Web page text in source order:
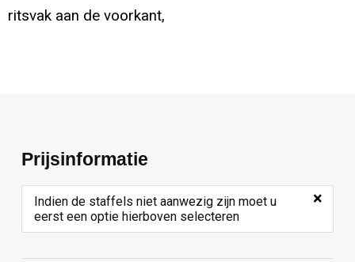
ritsvak aan de voorkant,
Prijsinformatie
Indien de staffels niet aanwezig zijn moet u
eerst een optie hierboven selecteren
×